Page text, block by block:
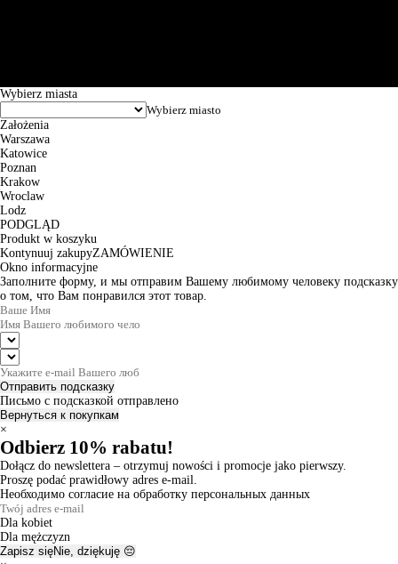
Wybierz miasta
Założenia
Warszawa
Katowice
Poznan
Krakow
Wroclaw
Lodz
PODGLĄD
Produkt w koszyku
Kontynuuj zakupyZAMÓWIENIE
Okno informacyjne
Заполните форму, и мы отправим Вашему любимому человеку подсказку
о том, что Вам понравился этот товар.
Отправить подсказку
Письмо с подсказкой отправлено
Вернуться к покупкам
×
Odbierz 10% rabatu!
Dołącz do newslettera – otrzymuj nowości i promocje jako pierwszy.
Proszę podać prawidłowy adres e-mail.
Необходимо согласие на обработку персональных данных
Dla kobiet
Dla mężczyzn
Zapisz sięNie, dziękuję 😔